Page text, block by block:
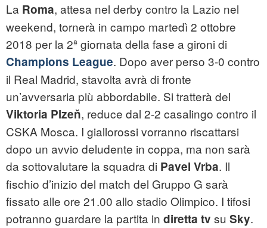
La Roma, attesa nel derby contro la Lazio nel
weekend, tornerà in campo martedì 2 ottobre
2018 per la 2ª giornata della fase a gironi di
Champions League. Dopo aver perso 3-0 contro
il Real Madrid, stavolta avrà di fronte
un’avversaria più abbordabile. Si tratterà del
Viktoria Plzeň, reduce dal 2-2 casalingo contro il
CSKA Mosca. I giallorossi vorranno riscattarsi
dopo un avvio deludente in coppa, ma non sarà
da sottovalutare la squadra di Pavel Vrba. Il
fischio d’inizio del match del Gruppo G sarà
fissato alle ore 21.00 allo stadio Olimpico. I tifosi
potranno guardare la partita in diretta tv su Sky.